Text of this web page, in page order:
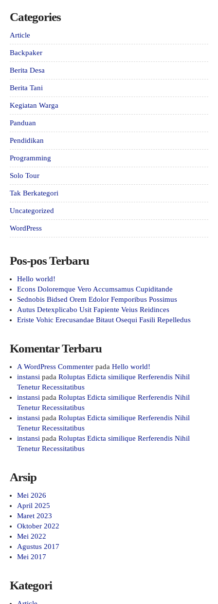
Categories
Article
Backpaker
Berita Desa
Berita Tani
Kegiatan Warga
Panduan
Pendidikan
Programming
Solo Tour
Tak Berkategori
Uncategorized
WordPress
Pos-pos Terbaru
Hello world!
Econs Doloremque Vero Accumsamus Cupiditande
Sednobis Bidsed Orem Edolor Femporibus Possimus
Autus Detexplicabo Usit Fapiente Veius Reidinces
Eriste Vohic Erecusandae Bitaut Osequi Fasili Repelledus
Komentar Terbaru
A WordPress Commenter pada Hello world!
instansi pada Roluptas Edicta similique Rerferendis Nihil
Tenetur Recessitatibus
instansi pada Roluptas Edicta similique Rerferendis Nihil
Tenetur Recessitatibus
instansi pada Roluptas Edicta similique Rerferendis Nihil
Tenetur Recessitatibus
instansi pada Roluptas Edicta similique Rerferendis Nihil
Tenetur Recessitatibus
Arsip
Mei 2026
April 2025
Maret 2023
Oktober 2022
Mei 2022
Agustus 2017
Mei 2017
Kategori